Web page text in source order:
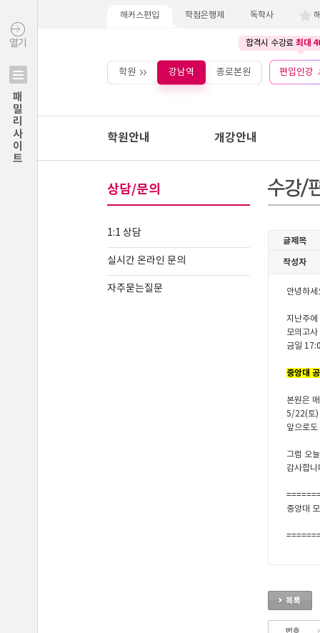
열기
패밀리사이트
해커스편입 학점은행제 독학사
합격시 수강료 최대
학원 강남역 종로본원 편입인강
학원안내 개강안내
상담/문의
1:1 상담
실시간 온라인 문의
자주묻는질문